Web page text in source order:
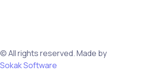
© All rights reserved. Made by
Sokak Software